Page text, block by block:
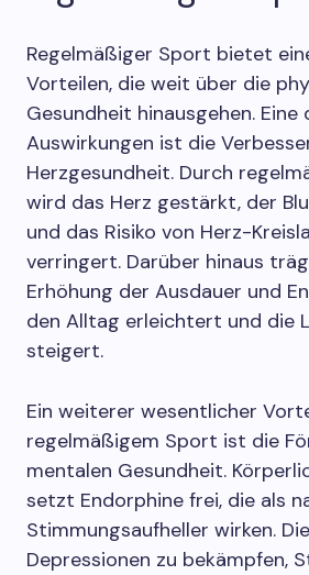
Regelmäßiger Sport bietet
Vorteilen, die weit über die
Gesundheit hinausgehen.
Auswirkungen ist die
Herzgesundheit. Durch
wird das Herz gestärkt, der
und das Risiko von Herz-
verringert. Darüber hinaus
Erhöhung der Ausdauer und
den Alltag erleichtert und die
steigert.
Ein weiterer wesentlicher
regelmäßigem Sport ist die
mentalen Gesundheit.
setzt Endorphine frei, die als
Stimmungsaufheller wirken.
Depressionen zu bekämpfen,